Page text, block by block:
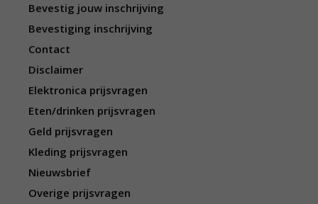
Bevestig jouw inschrijving
Bevestiging inschrijving
Contact
Disclaimer
Elektronica prijsvragen
Eten/drinken prijsvragen
Geld prijsvragen
Kleding prijsvragen
Nieuwsbrief
Overige prijsvragen